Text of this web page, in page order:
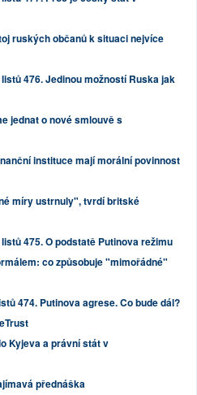
ruských občanů k situaci nejvíce
476. Jedinou možností Ruska jak
jednat o nové smlouvě s
instituce mají morální povinnost
míry ustrnuly", tvrdí britské
475. O podstatě Putinova režimu
co způsobuje "mimořádné"
474. Putinova agrese. Co bude dál?
Kyjeva a právní stát v
přednáška